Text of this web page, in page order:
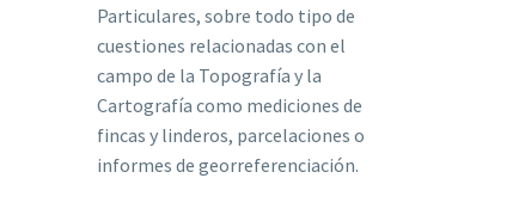
Particulares, sobre todo tipo de
cuestiones relacionadas con el
campo de la Topografía y la
Cartografía como mediciones de
fincas y linderos, parcelaciones o
informes de georreferenciación.